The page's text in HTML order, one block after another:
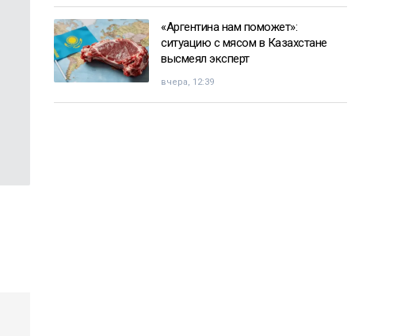
«Аргентина нам поможет»:
ситуацию с мясом в Казахстане
высмеял эксперт
вчера, 12:39